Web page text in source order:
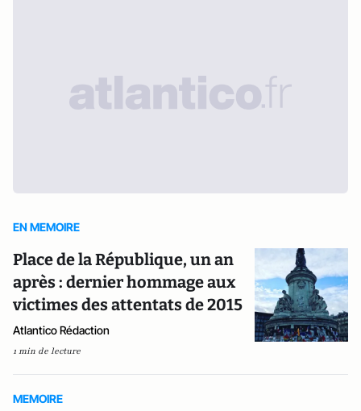
EN MEMOIRE
Place de la République, un an
après : dernier hommage aux
victimes des attentats de 2015
Atlantico Rédaction
1 min de lecture
MEMOIRE